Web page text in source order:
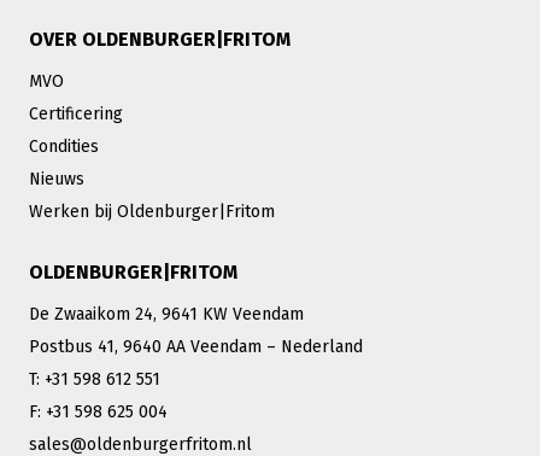
OVER OLDENBURGER|FRITOM
MVO
Certificering
Condities
Nieuws
Werken bij Oldenburger|Fritom
OLDENBURGER|FRITOM
De Zwaaikom 24, 9641 KW Veendam
Postbus 41, 9640 AA Veendam – Nederland
T: +31 598 612 551
F: +31 598 625 004
sales@oldenburgerfritom.nl